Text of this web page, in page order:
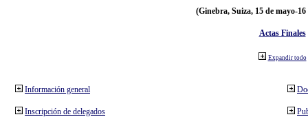
(Ginebra, Suiza, 15 de mayo-
Actas Finales
Expandir todo
Información general
Inscripción de delegados